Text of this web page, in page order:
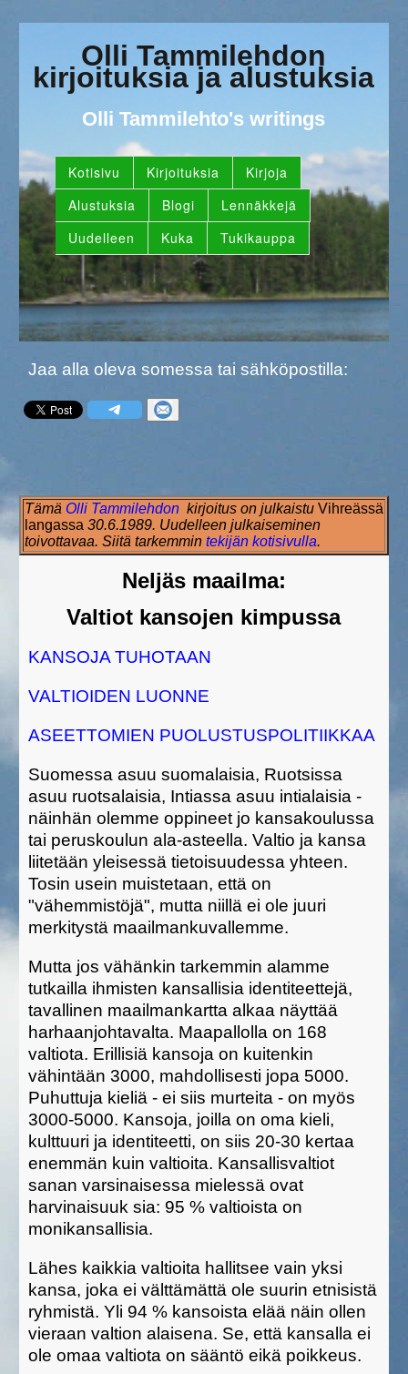
Olli Tammilehdon
kirjoituksia ja alustuksia
Olli Tammilehto's writings
Kotisivu Kirjoituksia
Kirjoja
Alustuksia
Blogi
Lennäkkejä
Uudelleen
Kuka Tukikauppa
Jaa alla oleva somessa tai sähköpostilla:
Tämä Olli Tammilehdonkirjoitus on julkaistu Vihreässä
langassa 30.6.1989. Uudelleen julkaiseminen
toivottavaa. Siitä tarkemmin tekijän kotisivulla.
Neljäs maailma:
Valtiot kansojen kimpussa
KANSOJA TUHOTAAN
VALTIOIDEN LUONNE
ASEETTOMIEN PUOLUSTUSPOLITIIKKAA
Suomessa asuu suomalaisia, Ruotsissa
asuu ruotsalaisia, Intiassa asuu intialaisia -
näinhän olemme oppineet jo kansakoulussa
tai peruskoulun ala-asteella. Valtio ja kansa
liitetään yleisessä tietoisuudessa yhteen.
Tosin usein muistetaan, että on
"vähemmistöjä", mutta niillä ei ole juuri
merkitystä maailmankuvallemme.
Mutta jos vähänkin tarkemmin alamme
tutkailla ihmisten kansallisia identiteettejä,
tavallinen maailmankartta alkaa näyttää
harhaanjohtavalta. Maapallolla on 168
valtiota. Erillisiä kansoja on kuitenkin
vähintään 3000, mahdollisesti jopa 5000.
Puhuttuja kieliä - ei siis murteita - on myös
3000-5000. Kansoja, joilla on oma kieli,
kulttuuri ja identiteetti, on siis 20-30 kertaa
enemmän kuin valtioita. Kansallisvaltiot
sanan varsinaisessa mielessä ovat
harvinaisuuk sia: 95 % valtioista on
monikansallisia.
Lähes kaikkia valtioita hallitsee vain yksi
kansa, joka ei välttämättä ole suurin etnisistä
ryhmistä. Yli 94 % kansoista elää näin ollen
vieraan valtion alaisena. Se, että kansalla ei
ole omaa valtiota on sääntö eikä poikkeus.